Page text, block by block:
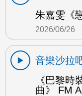
朱嘉雯《
2026/06/26
音樂沙拉
《巴黎時
曲》 FM